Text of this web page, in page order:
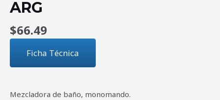
ARG
$66.49
Ficha Técnica
Mezcladora de baño, monomando.